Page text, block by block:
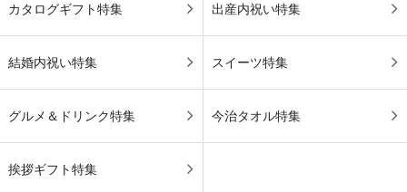
カタログギフト特集 出産内祝い特集
結婚内祝い特集 スイーツ特集
グルメ＆ドリンク特集 今治タオル特集
挨拶ギフト特集